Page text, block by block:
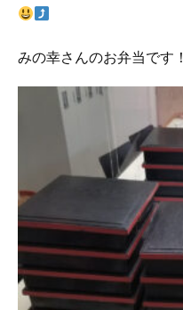
みの幸さんのお弁当です！